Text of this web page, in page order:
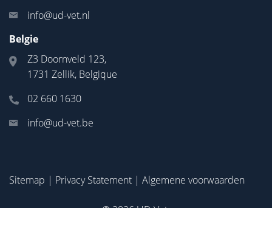
info@ud-vet.nl
Belgie
Z3 Doornveld 123,
1731 Zellik, Belgique
02 660 1630
info@ud-vet.be
Sitemap | Privacy Statement | Algemene voorwaarden
© 2026UD-Vet